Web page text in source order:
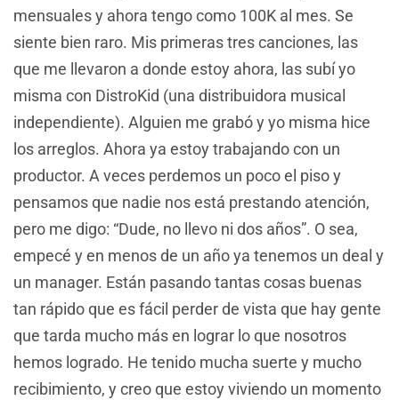
mensuales y ahora tengo como 100K al mes. Se
siente bien raro. Mis primeras tres canciones, las
que me llevaron a donde estoy ahora, las subí yo
misma con DistroKid (una distribuidora musical
independiente). Alguien me grabó y yo misma hice
los arreglos. Ahora ya estoy trabajando con un
productor. A veces perdemos un poco el piso y
pensamos que nadie nos está prestando atención,
pero me digo: “Dude, no llevo ni dos años”. O sea,
empecé y en menos de un año ya tenemos un deal y
un manager. Están pasando tantas cosas buenas
tan rápido que es fácil perder de vista que hay gente
que tarda mucho más en lograr lo que nosotros
hemos logrado. He tenido mucha suerte y mucho
recibimiento, y creo que estoy viviendo un momento